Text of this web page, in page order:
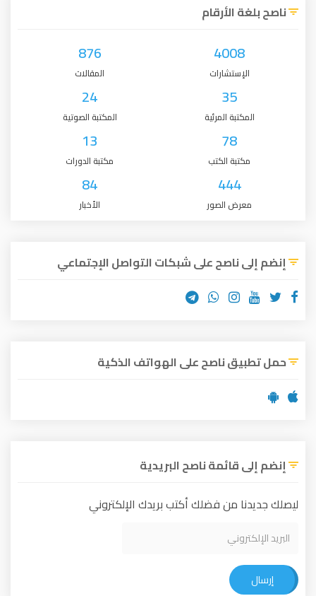
ناصح بلغة الأرقام
4008
الإستشارات
876
المقالات
35
المكتبة المرئية
24
المكتبة الصوتية
78
مكتبة الكتب
13
مكتبة الدورات
444
معرض الصور
84
الأخبار
إنضم إلى ناصح على شبكات التواصل الإجتماعي
حمل تطبيق ناصح على الهواتف الذكية
إنضم إلى قائمة ناصح البريدية
ليصلك جديدنا من فضلك أكتب بريدك الإلكتروني
إرسال